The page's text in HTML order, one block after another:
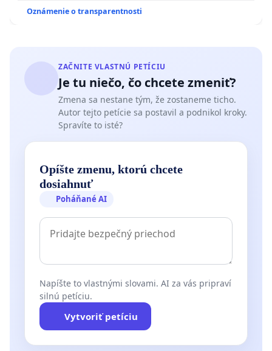
Oznámenie o transparentnosti
ZAČNITE VLASTNÚ PETÍCIU
Je tu niečo, čo chcete zmeniť?
Zmena sa nestane tým, že zostaneme ticho.
Autor tejto petície sa postavil a podnikol kroky.
Spravíte to isté?
Opíšte zmenu, ktorú chcete
dosiahnuť
Poháňané AI
Napíšte to vlastnými slovami. AI za vás pripraví
silnú petíciu.
Vytvoriť petíciu